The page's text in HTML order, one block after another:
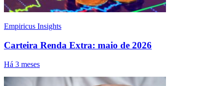
Empiricus Insights
Carteira Renda Extra: maio de 2026
Há 3 meses